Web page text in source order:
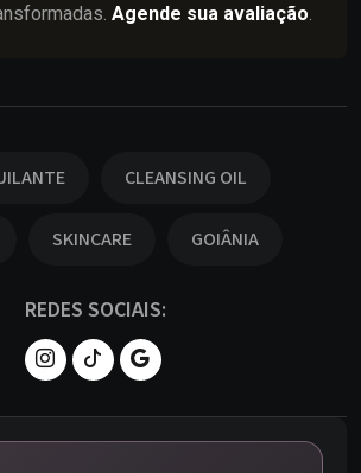
Agende sua avaliação
CLEANSING OIL
SKINCARE GOIÂNIA
REDES SOCIAIS: